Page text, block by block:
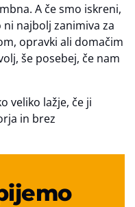
A če smo iskreni,
najbolj zanimiva za
opravki ali domačim
še posebej, če nam
veliko lažje, če ji
in brez